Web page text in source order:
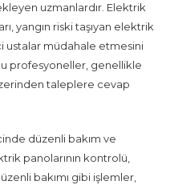
uzmanlardır. Elektrik
yangın riski taşıyan elektrik
ustalar müdahale etmesini
profesyoneller, genellikle
taleplere cevap
düzenli bakım ve
panolarının kontrolü,
bakımı gibi işlemler,